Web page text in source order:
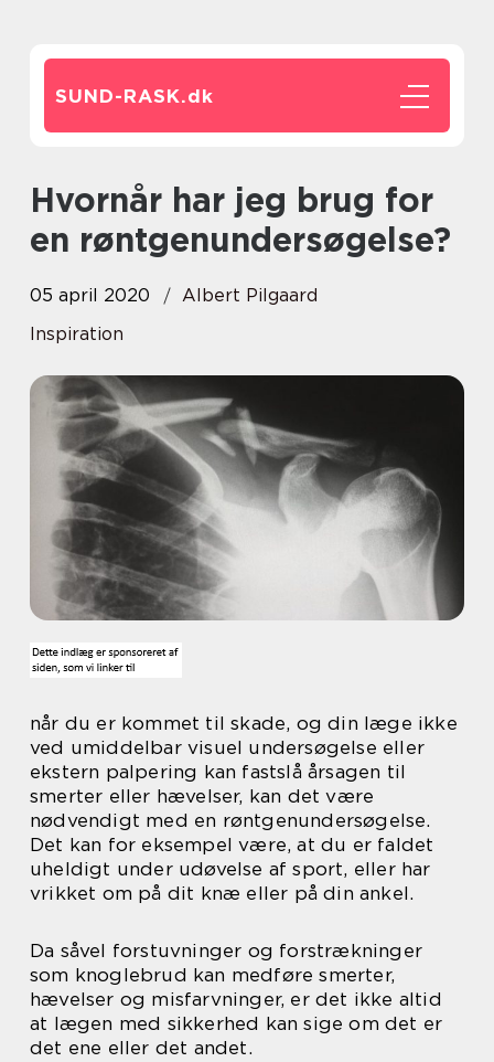
SUND-RASK.dk
Hvornår har jeg brug for
en røntgenundersøgelse?
05 april 2020
Albert Pilgaard
Inspiration
når du er kommet til skade, og din læge ikke
ved umiddelbar visuel undersøgelse eller
ekstern palpering kan fastslå årsagen til
smerter eller hævelser, kan det være
nødvendigt med en røntgenundersøgelse.
Det kan for eksempel være, at du er faldet
uheldigt under udøvelse af sport, eller har
vrikket om på dit knæ eller på din ankel.
Da såvel forstuvninger og forstrækninger
som knoglebrud kan medføre smerter,
hævelser og misfarvninger, er det ikke altid
at lægen med sikkerhed kan sige om det er
det ene eller det andet.